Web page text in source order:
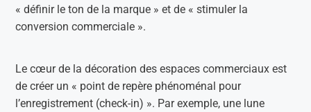
« définir le ton de la marque » et de « stimuler la
conversion commerciale ».
Le cœur de la décoration des espaces commerciaux est
de créer un « point de repère phénoménal pour
l’enregistrement (check-in) ». Par exemple, une lune